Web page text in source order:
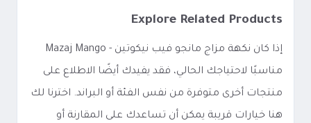
Explore Related Products
إذا كان نكهة مزاج مانجو فيب نيكوتين - Mazaj Mango
مناسبًا لاحتياجك الحالي، فقد يفيدك أيضًا الاطلاع على
منتجات أخرى متوفرة من نفس الفئة أو البراند. اخترنا لك
هنا خيارات قريبة يمكن أن تساعدك على المقارنة أو